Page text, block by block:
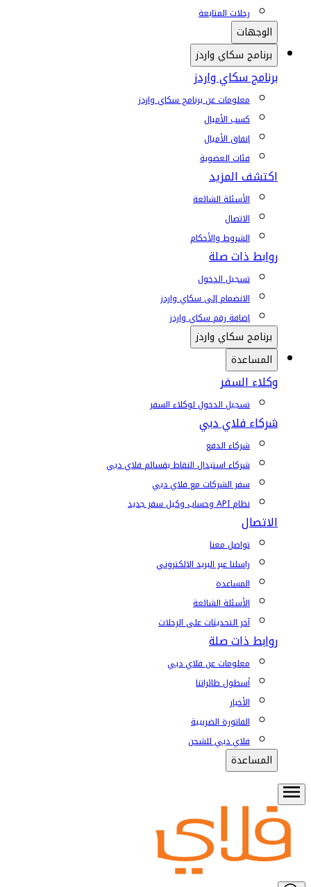
رحلات المتابعة
الوجهات
برنامج سكاي واردز
برنامج سكاي واردز
معلومات عن برنامج سكاي واردز
كسب الأميال
إنفاق الأميال
فئات العضوية
اكتشف المزيد
الأسئلة الشائعة
الاتصال
الشروط والأحكام
روابط ذات صلة
تسجيل الدخول
الانضمام إلى سكاي واردز
إضافة رقم سكاي واردز
برنامج سكاي واردز
المساعدة
وكلاء السفر
تسجيل الدخول لوكلاء السفر
شركاء فلاي دبي
شركاء الدفع
شركاء استبدال النقاط بقسائم فلاي دبي
سفر الشركات مع فلاي دبي
نظام API وحساب وكيل سفر جديد
الاتصال
تواصل معنا
راسلنا عبر البريد الإلكتروني
المساعدة
الأسئلة الشائعة
آخر التحديثات على الرحلات
روابط ذات صلة
معلومات عن فلاي دبي
أسطول طائراتنا
الأخبار
الفاتورة الضريبية
فلاي دبي للشحن
المساعدة